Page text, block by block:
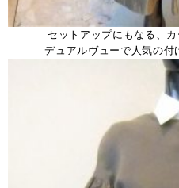
セットアップにもなる、
デュアルヴューで人気の付